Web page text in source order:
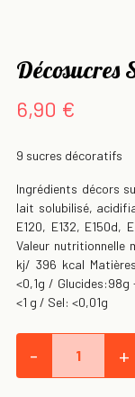
Décosucres
6,90 €
9 sucres décoratifs
Ingrédients décors
lait solubilisé,
E120, E132, E150d,
Valeur nutritionnelle
kj/ 396 kcal
<0,1g /
<1 g / Sel: <0,01g
- +